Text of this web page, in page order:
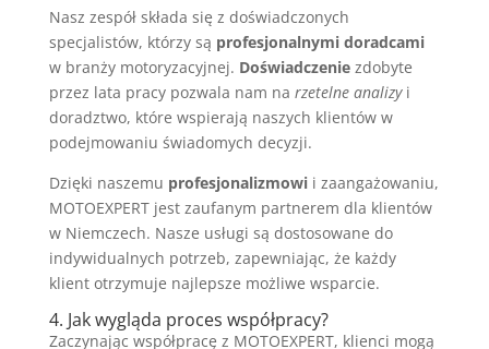
Nasz zespół składa się z doświadczonych
specjalistów, którzy są profesjonalnymi doradcami
w branży motoryzacyjnej. Doświadczeniezdobyte
przez lata pracy pozwala nam na rzetelne analizyi
doradztwo, które wspierają naszych klientów w
podejmowaniu świadomych decyzji.
Dzięki naszemu profesjonalizmowii zaangażowaniu,
MOTOEXPERT jest zaufanym partnerem dla klientów
w Niemczech. Nasze usługi są dostosowane do
indywidualnych potrzeb, zapewniając, że każdy
klient otrzymuje najlepsze możliwe wsparcie.
4. Jak wygląda proces współpracy?
Zaczynając współpracę z MOTOEXPERT, klienci mogą